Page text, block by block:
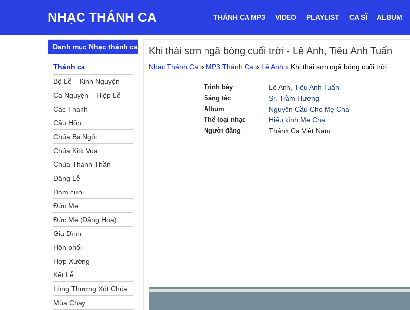
NHẠC THÁNH CA THÁNH CA MP3 VIDEO PLAYLIST CA SĨ ALBUM
Khi thái sơn ngã bóng cuối trời - Lê Anh, Tiêu Anh Tuấn
Nhạc Thánh Ca » MP3 Thánh Ca » Lê Anh » Khi thái sơn ngã bóng cuối trời
Trình bày Lê Anh Tiêu Anh Tuấn
Sáng tác Sr. Trầm Hương
Album Nguyện Cầu Cho Mẹ Cha
Thể loại nhạc Hiếu kính Mẹ Cha
Người đăng Thánh Ca Việt Nam
Danh mục Nhạc thánh ca
Thánh ca
Bộ Lễ – Kinh Nguyện
Ca Nguyện – Hiệp Lễ
Các Thánh
Cầu Hồn
Chúa Ba Ngôi
Chúa Kitô Vua
Chúa Thánh Thần
Dâng Lễ
Đám cưới
Đức Mẹ
Đức Mẹ (Dâng Hoa)
Gia Đình
Hôn phối
Hợp Xướng
Kết Lễ
Lòng Thương Xót Chúa
Mùa Chay